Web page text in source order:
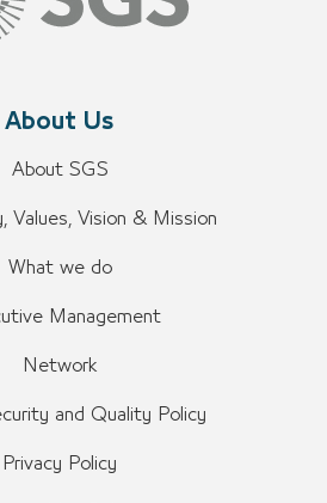
About Us
About SGS
Values, Vision & Mission
What we do
Management
Network
and Quality Policy
Privacy Policy